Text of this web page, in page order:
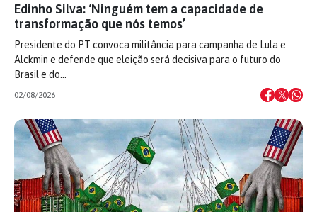
Edinho Silva: ‘Ninguém tem a capacidade de
transformação que nós temos’
Presidente do PT convoca militância para campanha de Lula e
Alckmin e defende que eleição será decisiva para o futuro do
Brasil e do…
02/08/2026